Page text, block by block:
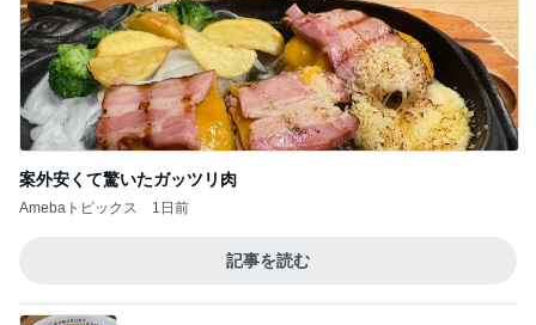
案外安くて驚いたガッツリ肉
Amebaトピックス 1日前
記事を読む